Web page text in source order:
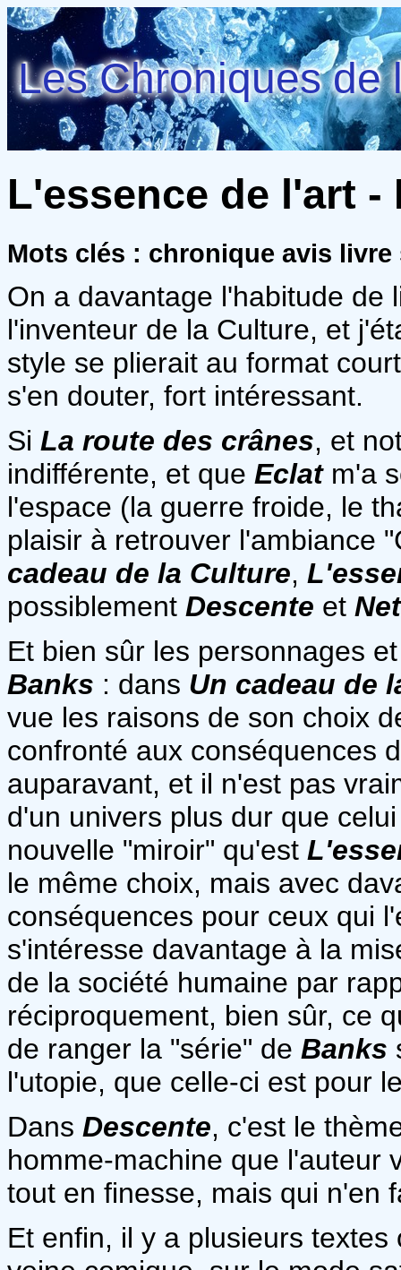
Les Chroniques de
L'essence de l'art -
Mots clés : chronique avis
On a davantage l'habitude de
l'inventeur de la Culture, et
style se plierait au format
s'en douter, fort intéressant.
Si La route des crânes, et
indifférente, et que Eclatm'a
l'espace (la guerre froide, le
plaisir à retrouver l'ambiance
cadeau de la Culture,
possiblement Descente et
Et bien sûr les personnages
Banks : dans Un cadeau de
vue les raisons de son choix
confronté aux conséquences
auparavant, et il n'est pas
d'un univers plus dur que
nouvelle "miroir" qu'est
le même choix, mais avec
conséquences pour ceux qui
s'intéresse davantage à la
de la société humaine par
réciproquement, bien sûr, ce
de ranger la "série" de Banks
l'utopie, que celle-ci est pour
Dans Descente, c'est le
homme-machine que l'auteur
tout en finesse, mais qui n'en
Et enfin, il y a plusieurs